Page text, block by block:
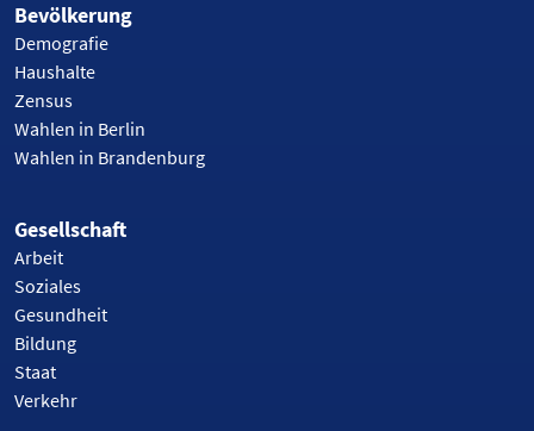
Bevölkerung
Demografie
Haushalte
Zensus
Wahlen in Berlin
Wahlen in Brandenburg
Gesellschaft
Arbeit
Soziales
Gesundheit
Bildung
Staat
Verkehr